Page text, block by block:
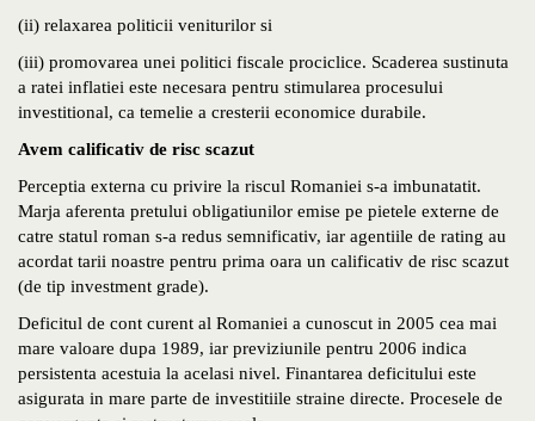
(ii) relaxarea politicii veniturilor si
(iii) promovarea unei politici fiscale prociclice. Scaderea sustinuta
a ratei inflatiei este necesara pentru stimularea procesului
investitional, ca temelie a cresterii economice durabile.
Avem calificativ de risc scazut
Perceptia externa cu privire la riscul Romaniei s-a imbunatatit.
Marja aferenta pretului obligatiunilor emise pe pietele externe de
catre statul roman s-a redus semnificativ, iar agentiile de rating au
acordat tarii noastre pentru prima oara un calificativ de risc scazut
(de tip investment grade).
Deficitul de cont curent al Romaniei a cunoscut in 2005 cea mai
mare valoare dupa 1989, iar previziunile pentru 2006 indica
persistenta acestuia la acelasi nivel. Finantarea deficitului este
asigurata in mare parte de investitiile straine directe. Procesele de